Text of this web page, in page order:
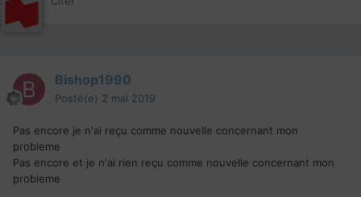
Bishop1990
Posté(e) 2 mai 2019
Pas encore je n'ai reçu comme nouvelle concernant mon
probleme
Pas encore et je n'ai rien reçu comme nouvelle concernant mon
probleme